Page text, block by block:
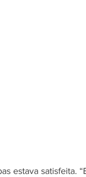
estava satisfeita.